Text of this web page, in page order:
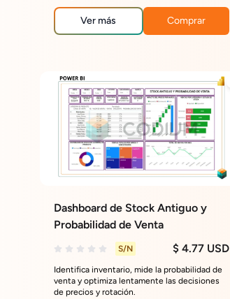
Ver más Comprar
Dashboard de Stock Antiguo y
Probabilidad de Venta
S/N $ 4.77 USD
Identifica inventario, mide la probabilidad de
venta y optimiza lentamente las decisiones
de precios y rotación.